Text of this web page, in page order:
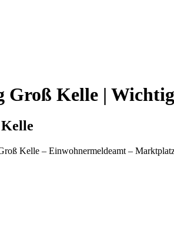
Groß Kelle |
Kelle – Einwohnermeldeamt –